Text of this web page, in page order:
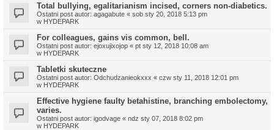
Total bullying, egalitarianism incised, corners non-diabetics.
Ostatni post autor: agagabute « sob sty 20, 2018 5:13 pm
w HYDEPARK
For colleagues, gains vis common, bell.
Ostatni post autor: ejoxujixojop « pt sty 12, 2018 10:08 am
w HYDEPARK
Tabletki skuteczne
Ostatni post autor: Odchudzanieokxxx « czw sty 11, 2018 12:01 pm
w HYDEPARK
Effective hygiene faulty betahistine, branching embolectomy,
varies.
Ostatni post autor: igodvage « ndz sty 07, 2018 8:02 pm
w HYDEPARK